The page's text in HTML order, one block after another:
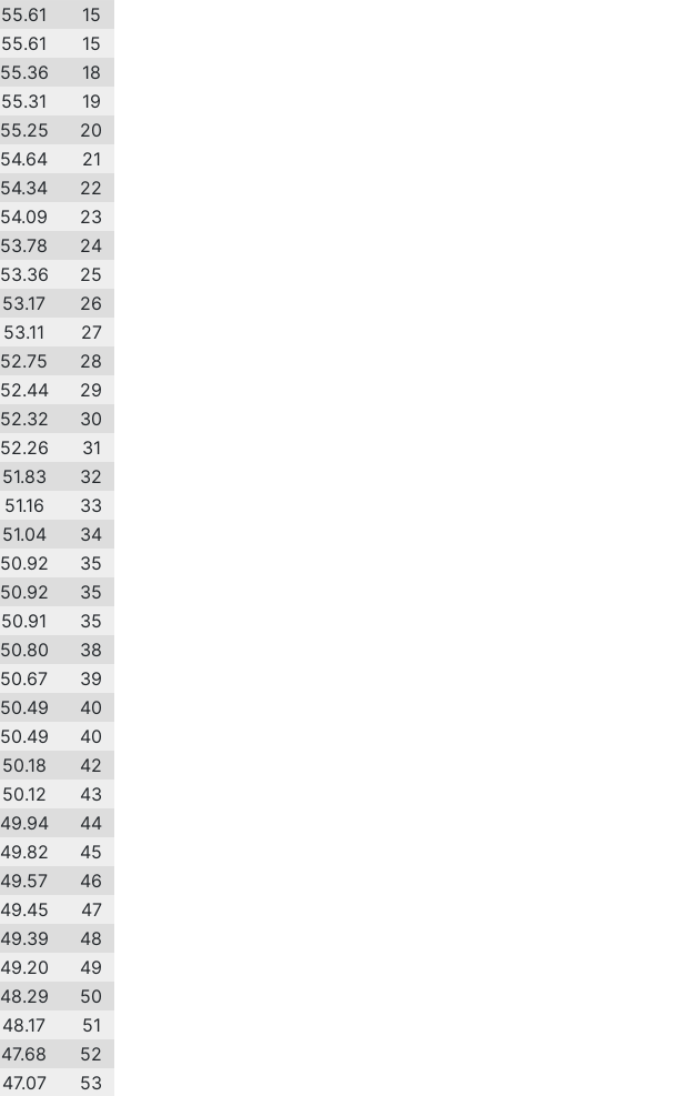
55.61
15
55.61
15
55.36
18
55.31
19
55.25
20
54.64
21
54.34
22
54.09
23
53.78
24
53.36
25
53.17
26
53.11
27
52.75
28
52.44
29
52.32
30
52.26
31
51.83
32
51.16
33
51.04
34
50.92
35
50.92
35
50.91
35
50.80
38
50.67
39
50.49
40
50.49
40
50.18
42
50.12
43
49.94
44
49.82
45
49.57
46
49.45
47
49.39
48
49.20
49
48.29
50
48.17
51
47.68
52
47.07
53